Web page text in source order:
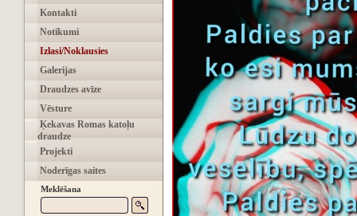
Kontakti
Notikumi
Izlasi/Noklausies
Galerijas
Draudzes avīze
Vēsture
Ķekavas Romas katoļu
draudze
Projekti
Noderīgas saites
Meklēšana